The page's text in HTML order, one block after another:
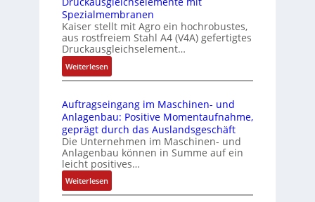
P
C
l
ä
s
s
s
c
h
f
l
e
x
o
d
u
l
e
b
r
i
n
e
n
4
G
u
C
6
2
4
4
3
Z
e
r
t
i
Spezialmembranen
Kaiser stellt mit Agro ein hochrobustes,
aus rostfreiem Stahl A4 (V4A) gefertigtes
Druckausgleichselement…
Weiterlesen:
D
u
c
k
a
u
s
g
l
Auftragseingang im Maschinen- und
Anlagenbau: Positive Momentaufnahme,
geprägt durch das Auslandsgeschäft
Die Unternehmen im Maschinen- und
Anlagenbau können in Summe auf ein
leicht positives…
Weiterlesen:
A